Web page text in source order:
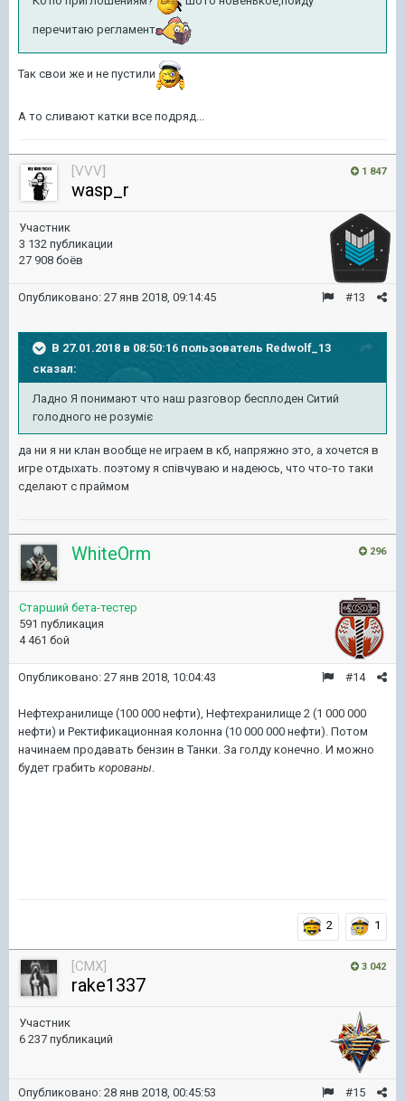
перечитаю регламент
Так свои же и не пустили
А то сливают катки все подряд...
1 847
[VVV]
wasp_r
Участник
3 132 публикации
27 908 боёв
#13
Опубликовано: 27 янв 2018, 09:14:45
В 27.01.2018 в 08:50:16 пользователь Redwolf_13
сказал:
Ладно Я понимают что наш разговор бесплоден Ситий
голодного не розуміє
да ни я ни клан вообще не играем в кб, напряжно это, а хочется в
игре отдыхать. поэтому я співчуваю и надеюсь, что что-то таки
сделают с праймом
296
WhiteOrm
Старший бета-тестер
591 публикация
4 461 бой
#14
Опубликовано: 27 янв 2018, 10:04:43
Нефтехранилище (100 000 нефти), Нефтехранилище 2 (1 000 000
нефти) и Ректификационная колонна (10 000 000 нефти). Потом
начинаем продавать бензин в Танки. За голду конечно. И можно
будет грабить корованы
2 1
3 042
[CMX]
rake1337
Участник
6 237 публикаций
#15
Опубликовано: 28 янв 2018, 00:45:53